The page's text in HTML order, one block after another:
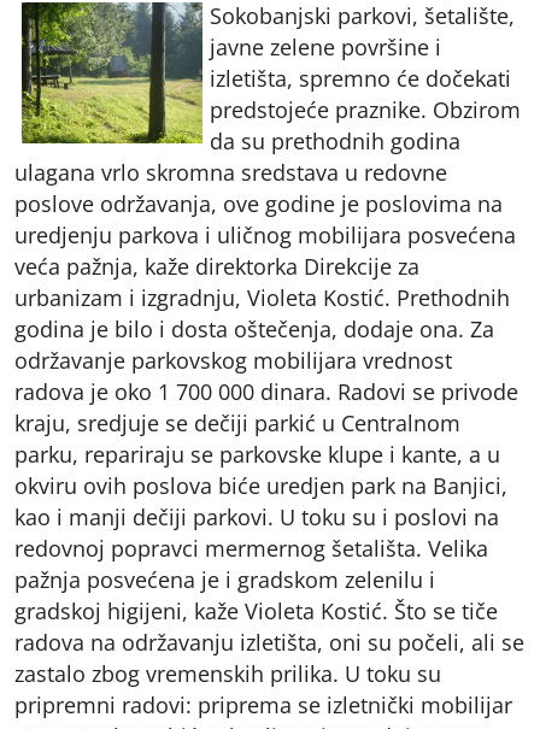
Sokobanjski parkovi, šetalište,
javne zelene površine i
izletišta, spremno će dočekati
predstojeće praznike. Obzirom
da su prethodnih godina
ulagana vrlo skromna sredstava u redovne
poslove održavanja, ove godine je poslovima na
uredjenju parkova i uličnog mobilijara posvećena
veća pažnja, kaže direktorka Direkcije za
urbanizam i izgradnju, Violeta Kostić. Prethodnih
godina je bilo i dosta oštečenja, dodaje ona. Za
održavanje parkovskog mobilijara vrednost
radova je oko 1 700 000 dinara. Radovi se privode
kraju, sredjuje se dečiji parkić u Centralnom
parku, repariraju se parkovske klupe i kante, a u
okviru ovih poslova biće uredjen park na Banjici,
kao i manji dečiji parkovi. U toku su i poslovi na
redovnoj popravci mermernog šetališta. Velika
pažnja posvećena je i gradskom zelenilu i
gradskoj higijeni, kaže Violeta Kostić. Što se tiče
radova na održavanju izletišta, oni su počeli, ali se
zastalo zbog vremenskih prilika. U toku su
pripremni radovi: priprema se izletnički mobilijar